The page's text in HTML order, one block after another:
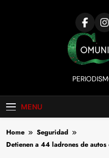
MENU
Home
Seguridad
Detienen a 44 ladrones de